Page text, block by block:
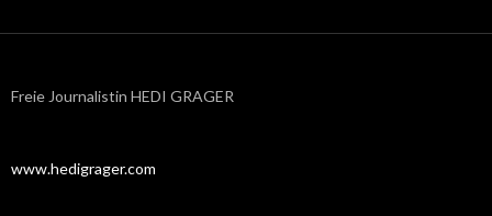
Freie Journalistin HEDI GRAGER
www.hedigrager.com